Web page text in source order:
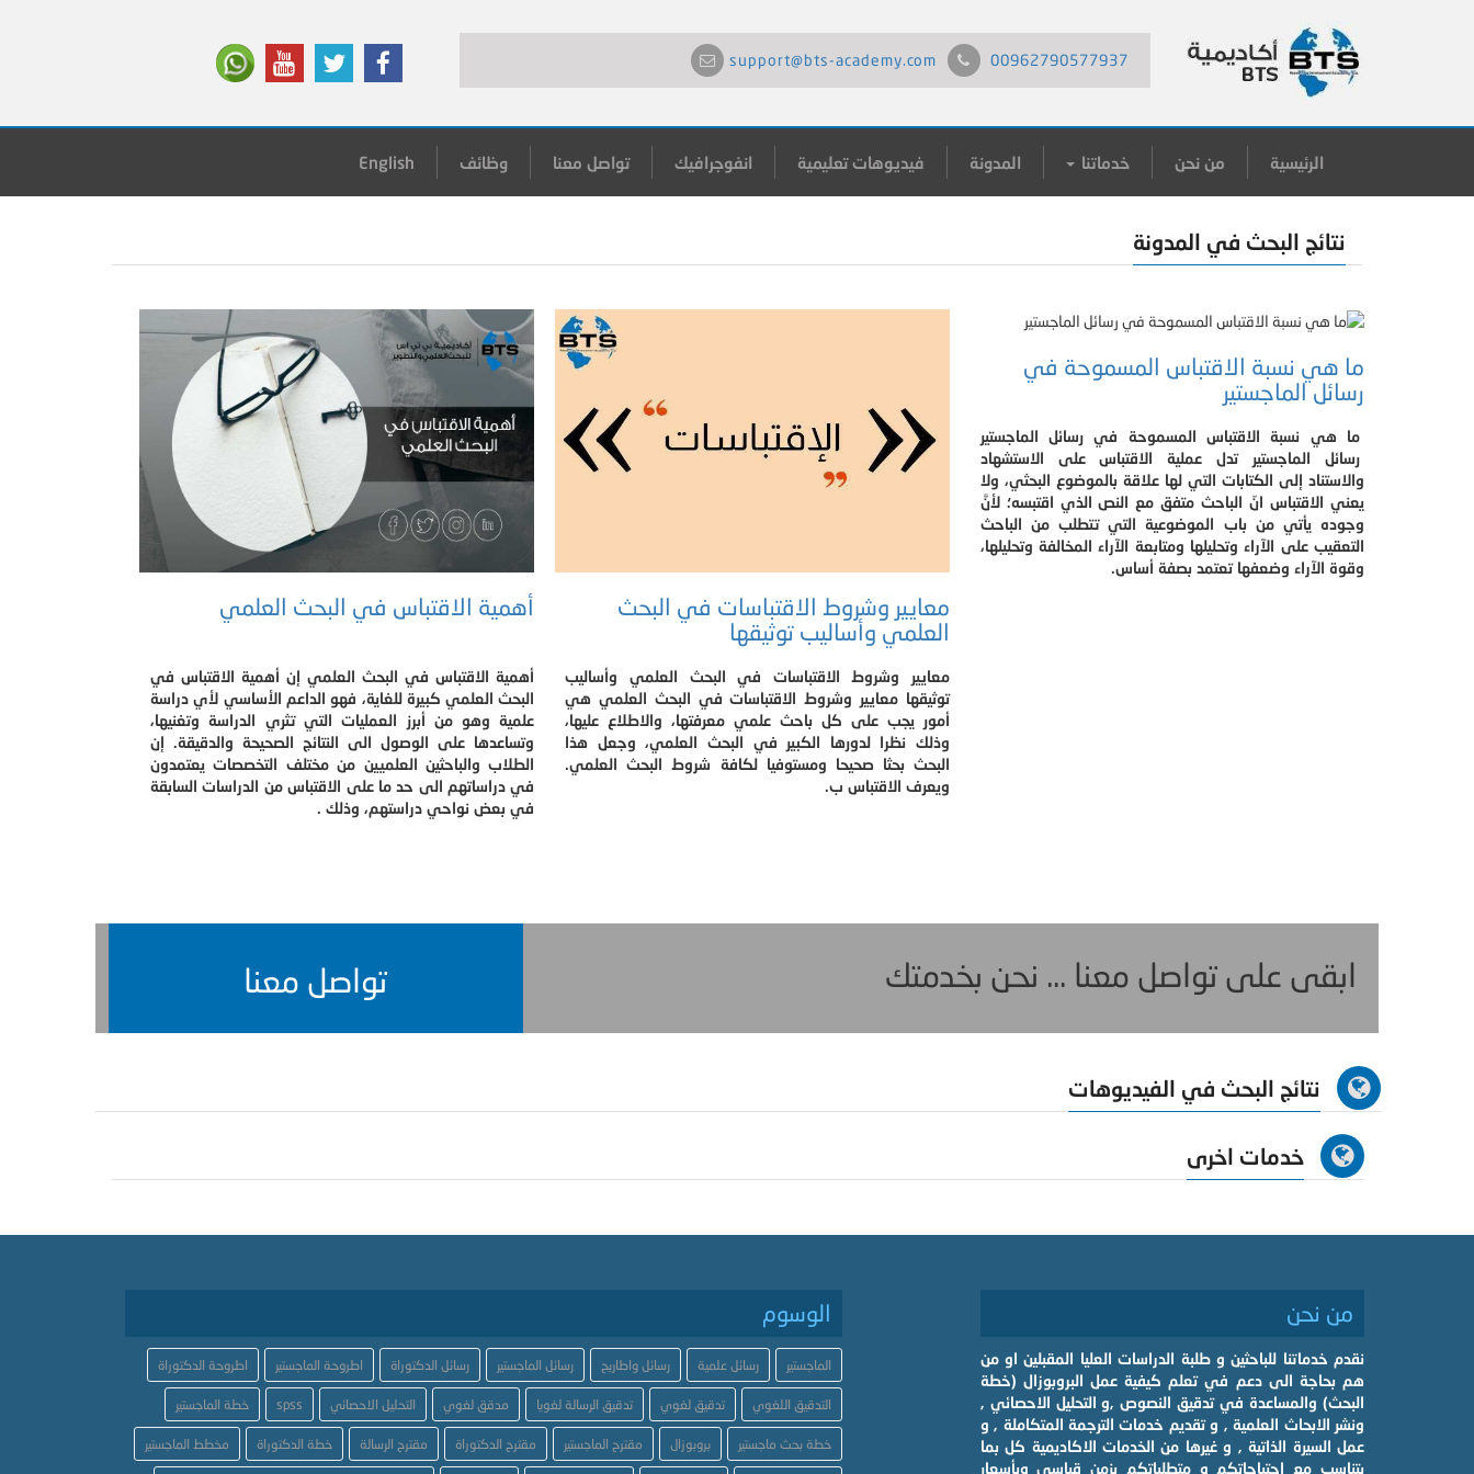
00962790577937
support@bts-academy.com
الرئيسية من نحن خدماتنا المدونة فيديوهات تعليمية انفوجرافيك تواصل معنا وظائف English
نتائج البحث في المدونة
ما هي نسبة الاقتباس المسموحة في
رسائل الماجستير
ما هي نسبة الاقتباس المسموحة في رسائل الماجستير
رسائل الماجستير تدل عملية الاقتباس على الاستشهاد
والاستناد إلى الكتابات التي لها علاقة بالموضوع البحثي، ولا
يعني الاقتباس انّ الباحث متفق مع النص الذي اقتبسه؛ لأنَّ
وجوده يأتي من باب الموضوعية التي تتطلب من الباحث
التعقيب على الآراء وتحليلها ومتابعة الآراء المخالفة وتحليلها،
وقوة الآراء وضعفها تعتمد بصفة أساس.
معايير وشروط الاقتباسات في البحث
العلمي وأساليب توثيقها
معايير وشروط الاقتباسات في البحث العلمي وأساليب
توثيقها معايير وشروط الاقتباسات في البحث العلمي هي
أمور يجب على كل باحث علمي معرفتها، والاطلاع عليها،
وذلك نظرا لدورها الكبير في البحث العلمي، وجعل هذا
البحث بحثا صحيحا ومستوفيا لكافة شروط البحث العلمي.
ويعرف الاقتباس ب.
أهمية الاقتباس في البحث العلمي
أهمية الاقتباس في البحث العلمي إن أهمية الاقتباس في
البحث العلمي كبيرة للغاية، فهو الداعم الأساسي لأي دراسة
علمية وهو من أبرز العمليات التي تثري الدراسة وتغنيها،
وتساعدها على الوصول الى النتائج الصحيحة والدقيقة. إن
الطلاب والباحثين العلميين من مختلف التخصصات يعتمدون
في دراساتهم الى حد ما على الاقتباس من الدراسات السابقة
في بعض نواحي دراستهم، وذلك .
ابقى على تواصل معنا ... نحن بخدمتك تواصل معنا
نتائج البحث في الفيديوهات
خدمات اخرى
من نحن
نقدم خدماتنا للباحثين و طلبة الدراسات العليا المقبلين او من
هم بحاجة الى دعم في تعلم كيفية عمل البروبوزال (خطة
البحث) والمساعدة في تدقيق النصوص ,و التحليل الاحصائي ,
ونشر الابحاث العلمية , و تقديم خدمات الترجمة المتكاملة , و
عمل السيرة الذاتية , و غيرها من الخدمات الاكاديمية كل بما
يتناسب مع احتياجاتكم و متطلباتكم بزمن قياسي وبأسعار
الوسوم
الماجستير رسائل علمية رسائل واطاريح رسائل الماجستير رسائل الدكتوراة اطروحة الماجستير اطروحة الدكتوراة
التدقيق اللغوي تدقيق لغوي تدقيق الرسالة لغويا مدقق لغوي التحليل الاحصائي spss خطة الماجستير
خطة بحث ماجستير بروبوزال مقترح الماجستير مقترح الدكتوراة مقترح الرسالة خطة الدكتوراة مخطط الماجستير